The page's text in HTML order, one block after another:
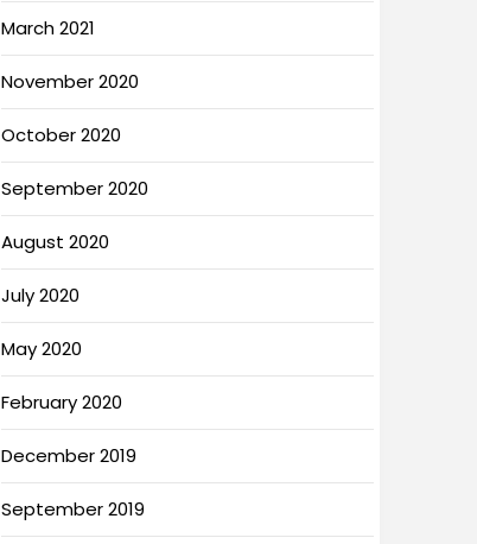
March 2021
November 2020
October 2020
September 2020
August 2020
July 2020
May 2020
February 2020
December 2019
September 2019